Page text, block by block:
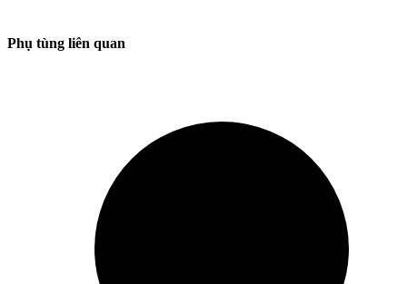
Phụ tùng liên quan